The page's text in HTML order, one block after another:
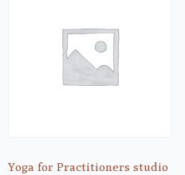
Yoga for Practitioners studio